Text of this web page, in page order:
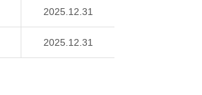
2025.12.31
2025.12.31